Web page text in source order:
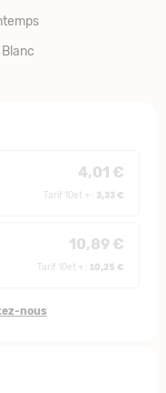
Blanc
4,01 €
Tarif 10et + : 3,33 €
10,89 €
Tarif 10et + :10,25 €
nous